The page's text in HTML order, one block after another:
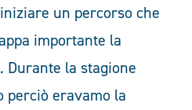
un percorso che
importante la
Durante la stagione
perciò eravamo la